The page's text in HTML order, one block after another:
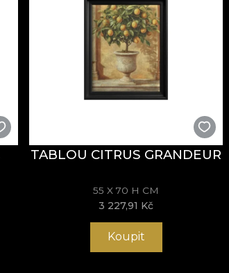
TABLOU CITRUS GRANDEUR
55 X 70 H CM
3 227,91 Kč
Koupit